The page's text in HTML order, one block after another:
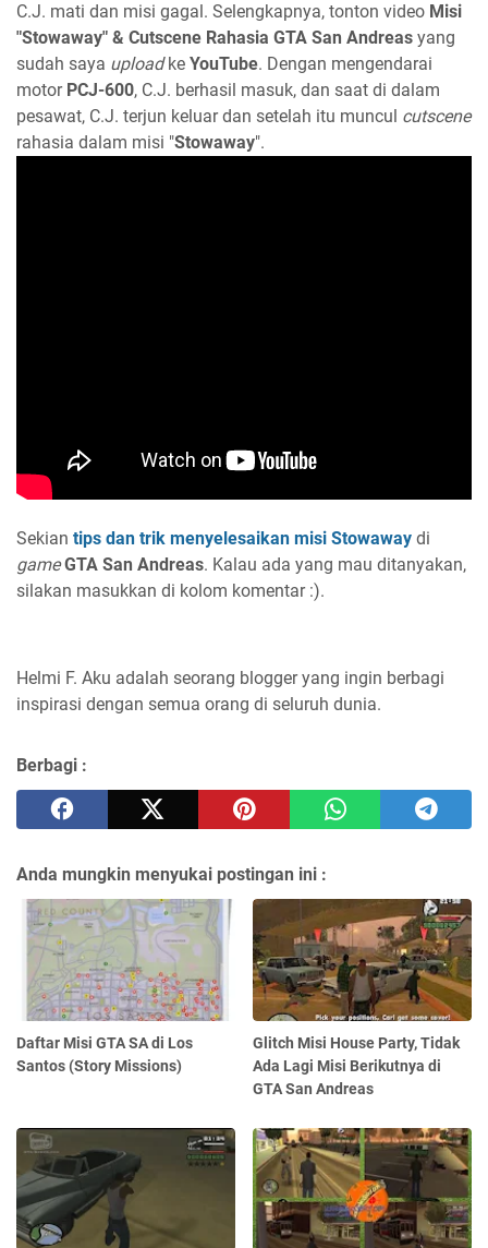
C.J. mati dan misi gagal. Selengkapnya, tonton video Misi
"Stowaway" & Cutscene Rahasia GTA San Andreas yang
sudah saya uploadke YouTube. Dengan mengendarai
motor PCJ-600, C.J. berhasil masuk, dan saat di dalam
pesawat, C.J. terjun keluar dan setelah itu muncul cutscene
rahasia dalam misi "Stowaway".
Sekian tips dan trik menyelesaikan misi Stowaway di
game GTA San Andreas. Kalau ada yang mau ditanyakan,
silakan masukkan di kolom komentar :).
Helmi F. Aku adalah seorang blogger yang ingin berbagi
inspirasi dengan semua orang di seluruh dunia.
Berbagi :
Anda mungkin menyukai postingan ini :
Daftar Misi GTA SA di Los
Santos (Story Missions)
Glitch Misi House Party, Tidak
Ada Lagi Misi Berikutnya di
GTA San Andreas